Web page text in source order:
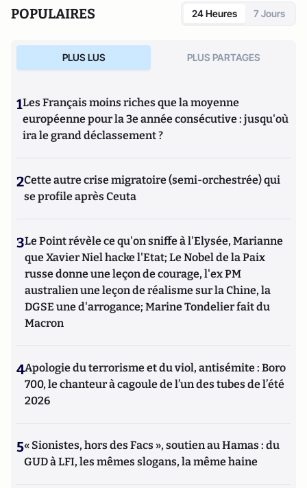
POPULAIRES 24 Heures 7 Jours
PLUS LUS PLUS PARTAGES
1Les Français moins riches que la moyenne
européenne pour la 3e année consécutive : jusqu'où
ira le grand déclassement ?
2Cette autre crise migratoire (semi-orchestrée) qui
se profile après Ceuta
3Le Point révèle ce qu'on sniffe à l'Elysée, Marianne
que Xavier Niel hacke l'Etat; Le Nobel de la Paix
russe donne une leçon de courage, l'ex PM
australien une leçon de réalisme sur la Chine, la
DGSE une d'arrogance; Marine Tondelier fait du
Macron
4Apologie du terrorisme et du viol, antisémite : Boro
700, le chanteur à cagoule de l’un des tubes de l’été
2026
5« Sionistes, hors des Facs », soutien au Hamas : du
GUD à LFI, les mêmes slogans, la même haine